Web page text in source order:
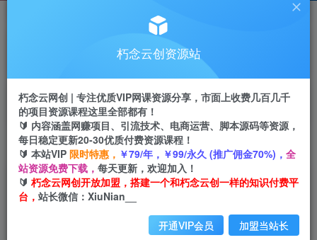
研究探讨更多创业项目路子。
会员专属推广链接
四导航 导航
APP下载
GO
首页 创业课程 会员专属 正文
（8287期）抖音图文带货轻松玩法，小白看完轻
松上手起号，日入500+
关注 私信
朽念云创资源站
朽念云网创 | 专注优质VIP网课资源分享，市面上收费几百几千
的项目资源课程这里全部都有！
🔰 内容涵盖网赚项目、引流技术、电商运营、脚本源码等资源，
每日稳定更新20-30优质付费资源课程！
🔰 本站VIP 限时特惠， ￥79/年，￥99/永久 (推广佣金70%)， 全
站资源免费下载， 每天更新，欢迎加入！
🔰 朽念云网创开放加盟，搭建一个和朽念云创一样的知识付费平
台， 站长微信：XiuNian__
开通VIP会员 加盟当站长